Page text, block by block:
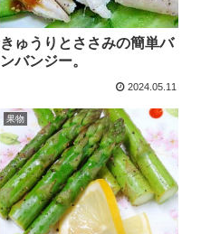
きゅうりとささみの簡単バ
ンバンジー。
2024.05.11
果物